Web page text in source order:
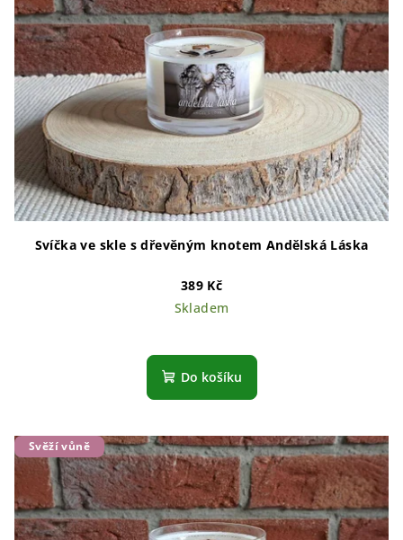
Svíčka ve skle s dřevěným knotem Andělská Láska
389 Kč
Skladem
hodnocení
produktu
5
hvězdiček.
Do košíku
Svěží vůně